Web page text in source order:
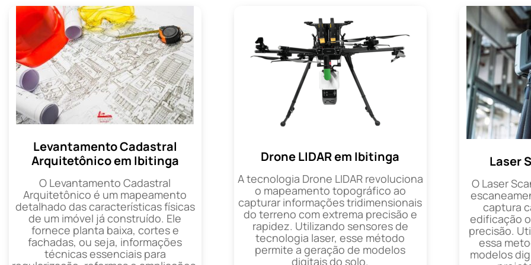
Levantamento Cadastral
Arquitetônico em Ibitinga
O Levantamento Cadastral
Arquitetônico é um mapeamento
detalhado das características físicas
de um imóvel já construído. Ele
fornece planta baixa, cortes e
fachadas, ou seja, informações
técnicas essenciais para
Drone LIDAR em Ibitinga
A tecnologia Drone LIDAR revoluciona
o mapeamento topográfico ao
capturar informações tridimensionais
do terreno com extrema precisão e
rapidez. Utilizando sensores de
tecnologia laser, esse método
permite a geração de modelos
digitais do solo.
Laser
O Laser
captura
edificação
precisão.
essa
modelos